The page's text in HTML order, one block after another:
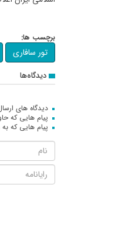
برچسب ها:
تور سافاری
دیدگاه‌ها
دیدگاه های
پیام هایی که
پیام هایی که